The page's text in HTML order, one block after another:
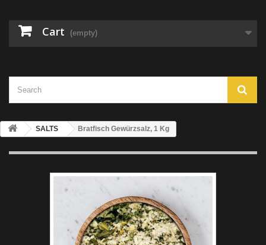
Cart (empty)
SALTS Bratfisch Gewürzsalz, 1 Kg